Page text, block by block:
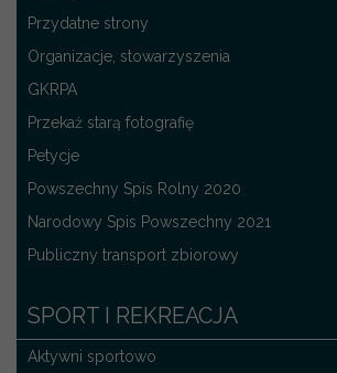
Przydatne strony
Organizacje, stowarzyszenia
GKRPA
Przekaż starą fotografię
Petycje
Powszechny Spis Rolny 2020
Narodowy Spis Powszechny 2021
Publiczny transport zbiorowy
SPORT I REKREACJA
Aktywni sportowo